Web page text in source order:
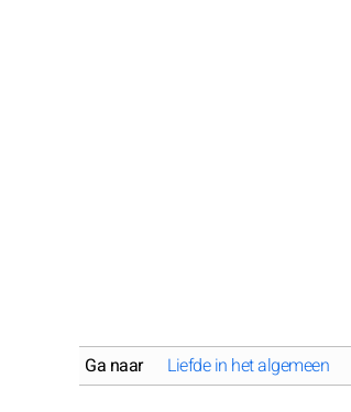
Ga naar Liefde in het algemeen